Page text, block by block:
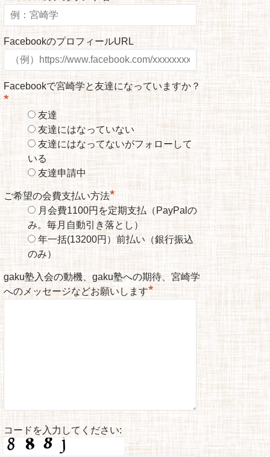
FacebookのプロフィールURL
Facebookで宮崎学と友達になっていますか？
*
友達
友達にはなっていない
友達にはなってないがフォローして
いる
友達申請中
ご希望の会費支払い方法*
月会費1100円を定期支払（PayPalの
み。毎月自動引き落とし）
年一括(13200円）前払い（銀行振込
のみ）
gaku塾入会の動機、gaku塾への期待、宮崎学
へのメッセージなどお願いします*
コードを入力してください: